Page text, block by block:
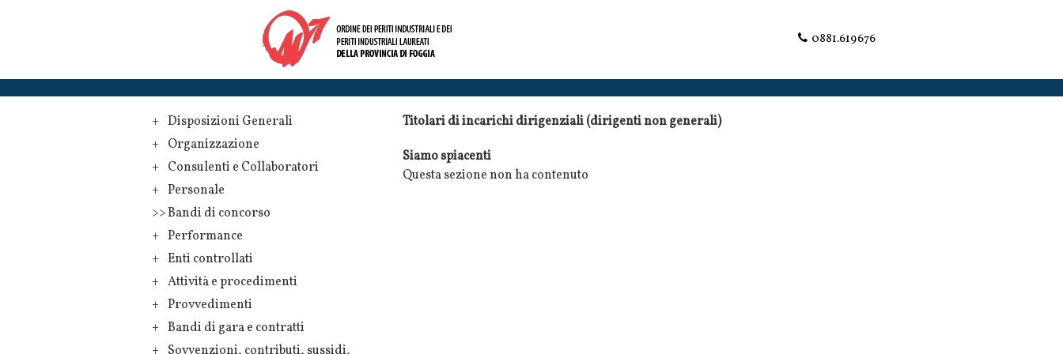
0881.619676
Disposizioni Generali
Organizzazione
Consulenti e Collaboratori
Personale
Bandi di concorso
Performance
Enti controllati
Attività e procedimenti
Provvedimenti
Bandi di gara e contratti
Titolari di incarichi dirigenziali (dirigenti non generali)
Siamo spiacenti
Questa sezione non ha contenuto